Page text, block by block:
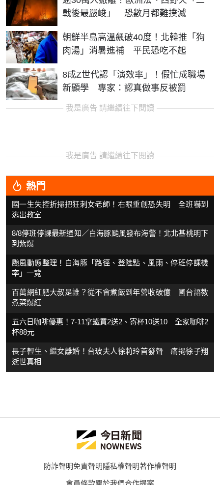
戰後最嚴峻」 恐數月都難撲滅
朝鮮半島高溫飆破40度！北韓推「狗
肉湯」消暑進補 平民恐吃不起
8成Z世代認「演效率」！假忙成職場
新顯學 專家：認真做事反被罰
我是廣告 請繼續往下閱讀
我是廣告 請繼續往下閱讀
熱門
國一生失控折掃把狂刺女老師！右眼重創恐失明 全班嚇到
逃出教室
8/8停班停課最新通知／白海豚颱風發布海警！北北基桃明下
到紫爆
颱風動態整理！白海豚「路徑、登陸點、風雨、停班停課機
率」一覽
百萬網紅肥大叔是誰？從不會煮飯到年營收破億 國台語教
煮菜爆紅
五六日咖啡優惠！7-11拿鐵買2送2、寄杯10送10 全家咖啡2
杯88元
長子輕生、繼女離婚！台玻夫人徐莉玲首發聲 痛揭徐子翔
逝世真相
防詐聲明免責聲明隱私權聲明著作權聲明
會員條款關於我們合作提案